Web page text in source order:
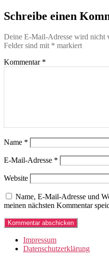
Schreibe einen
Deine E-Mail-Adresse wird nicht
Felder sind mit * markiert
Kommentar *
Name *
E-Mail-Adresse *
Website
Name, E-Mail-Adresse und
meinen nächsten Kommentar
Impressum
Datenschutzerklärung